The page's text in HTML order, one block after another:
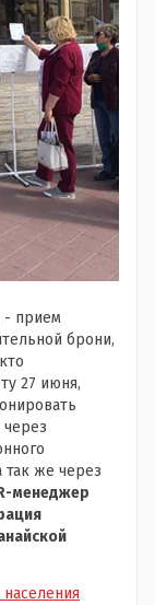
- прием
брони,
27 июня,
так же через
менеджер